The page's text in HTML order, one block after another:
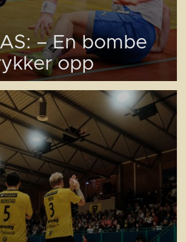
– En bombe
opp